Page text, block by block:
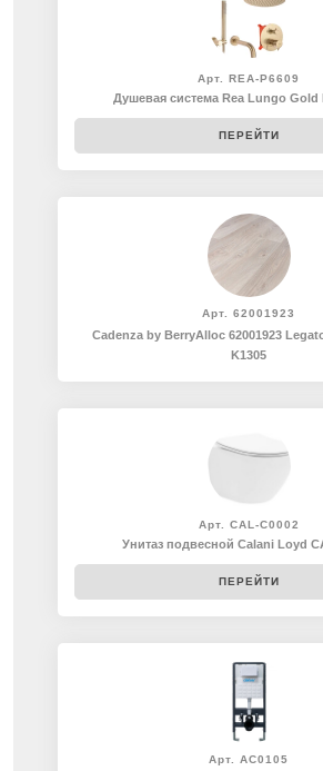
Арт. REA-P6609
Душевая система Rea Lungo Gold
ПЕРЕЙТИ
Арт. 62001923
Cadenza by BerryAlloc 62001923
K1305
Арт. CAL-C0002
Унитаз подвесной Calani Loyd
ПЕРЕЙТИ
Арт. AC0105